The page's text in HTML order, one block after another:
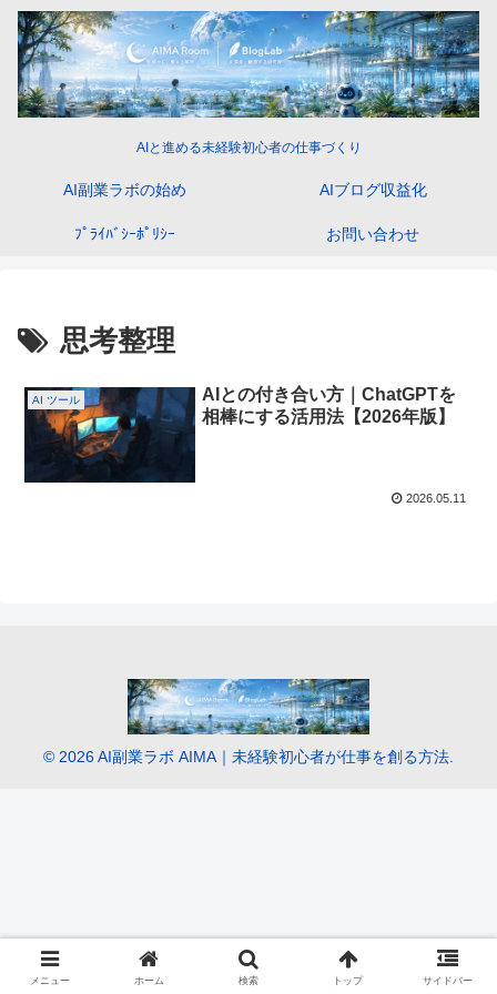
AIと進める未経験初心者の仕事づくり
AI副業ラボの始め AIブログ収益化
ﾌﾟﾗｲﾊﾞｼｰﾎﾟﾘｼｰ お問い合わせ
思考整理
AI ツール
AIとの付き合い方｜ChatGPTを
相棒にする活用法【2026年版】
2026.05.11
© 2026 AI副業ラボ AIMA｜未経験初心者が仕事を創る方法.
メニュー ホーム 検索 トップ サイドバー